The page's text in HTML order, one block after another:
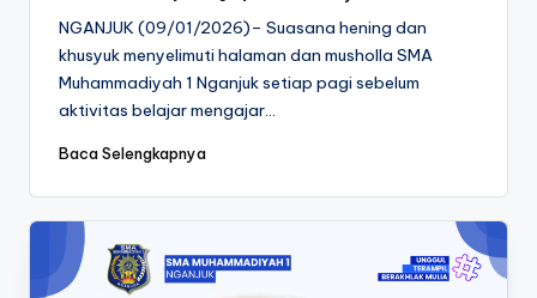
NGANJUK (09/01/2026)– Suasana hening dan
khusyuk menyelimuti halaman dan musholla SMA
Muhammadiyah 1 Nganjuk setiap pagi sebelum
aktivitas belajar mengajar…
Baca Selengkapnya